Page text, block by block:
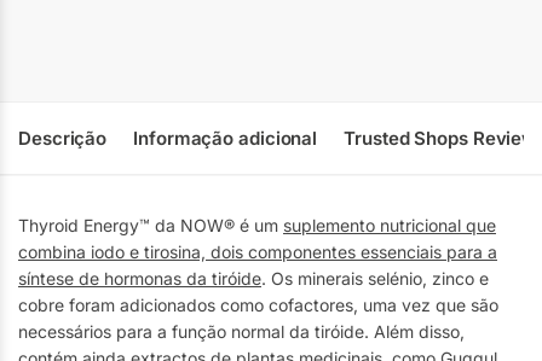
Descrição Informação adicional Trusted Shops
Thyroid Energy™ da NOW® é um suplemento nutricional que
combina iodo e tirosina, dois componentes essenciais para a
síntese de hormonas da tiróide. Os minerais selénio, zinco e
cobre foram adicionados como cofactores, uma vez que são
necessários para a função normal da tiróide. Além disso,